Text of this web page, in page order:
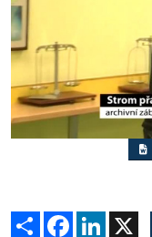
Sdílet Facebook
LinkedIn